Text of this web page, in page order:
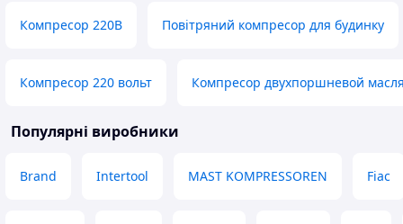
Компресор 220В Повітряний компресор для будинку
Компресор 220 вольт Компресор двухпоршневой
Популярні виробники
Brand Intertool MAST KOMPRESSOREN Fiac